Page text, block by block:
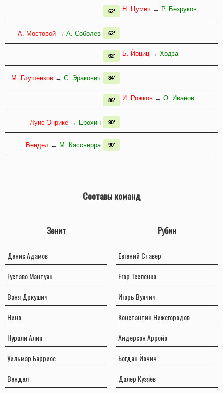
Н. Цумич → Р. Безруков
62'
А. Мостовой → А. Соболев 62'
Б. Йоциц→ Ходза
62'
М. Глушенков → С. Эракович 84'
И. Рожков → О. Иванов
86'
Луис Энрике → Ерохин 90'
Вендел → М. Кассьерра 90'
Составы команд
Зенит
Денис Адамов
Густаво Мантуан
Ваня Дркушич
Нино
Нурали Алип
Уильмар Барриос
Вендел
Рубин
Евгений Ставер
Егор Тесленко
Игорь Вуячич
Константин Нижегородов
Андерсон Арройо
Богдан Йочич
Далер Кузяев